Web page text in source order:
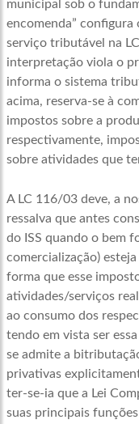
municipal sob o
encomenda” configura
serviço tributável na
interpretação viola o
informa o sistema
acima, reserva-se à
impostos sobre a
respectivamente,
sobre atividades que
A LC 116/03 deve, a
ressalva que antes
do ISS quando o bem
comercialização)
forma que esse
atividades/serviços
ao consumo dos
tendo em vista ser
se admite a
privativas
ter-se-ia que a Lei
suas principais